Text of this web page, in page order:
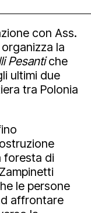
con Ass.
organizza la
Pesantiche
ultimi due
tra Polonia
foresta di
le persone
affrontare